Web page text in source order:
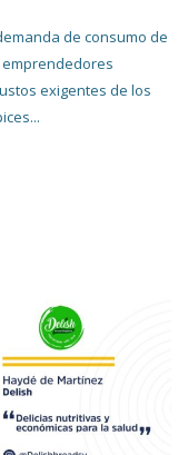
de consumo de
exigentes de los